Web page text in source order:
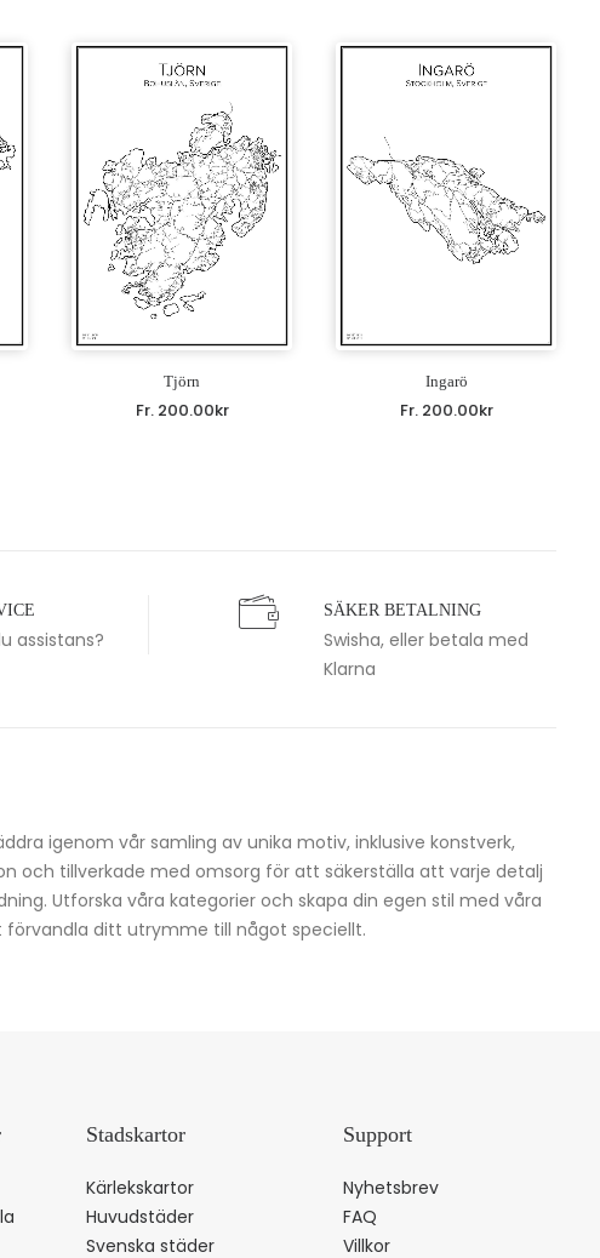
Tjörn
Fr. 200.00kr
Ingarö
Fr. 200.00kr
assistans?
SÄKER BETALNING
Swisha, eller betala med
Klarna
igenom vår samling av unika motiv, inklusive konstverk,
och tillverkade med omsorg för att säkerställa att varje detalj
Utforska våra kategorier och skapa din egen stil med våra
förvandla ditt utrymme till något speciellt.
Stadskartor
Kärlekskartor
Huvudstäder
Svenska städer
Support
Nyhetsbrev
FAQ
Villkor